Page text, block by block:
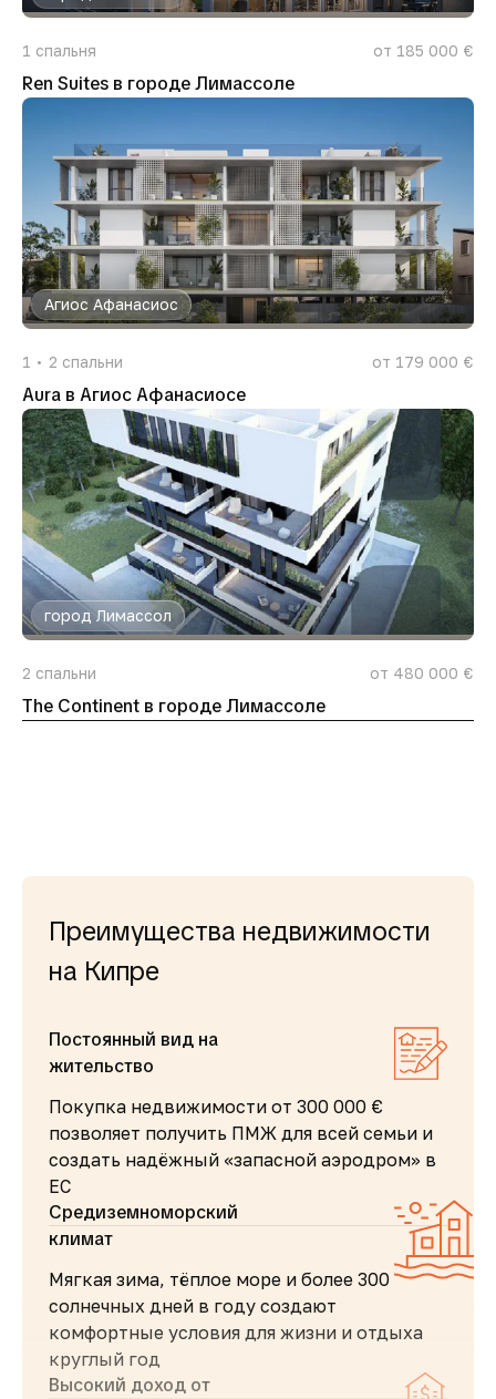
1 спальня от 185 000 €
Ren Suites в городе Лимассоле
Агиос Афанасиос
1 2 спальни от 179 000 €
Aura в Агиос Афанасиосе
город Лимассол
2 спальни от 480 000 €
The Continent в городе Лимассоле
Преимущества недвижимости
на Кипре
Постоянный вид на
жительство
Покупка недвижимости от 300 000 €
позволяет получить ПМЖ для всей семьи и
создать надёжный «запасной аэродром» в
ЕС
Средиземноморский
климат
Мягкая зима, тёплое море и более 300
солнечных дней в году создают
комфортные условия для жизни и отдыха
круглый год
Высокий доход от